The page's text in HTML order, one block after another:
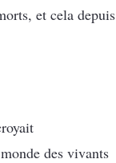
et cela depuis
des vivants